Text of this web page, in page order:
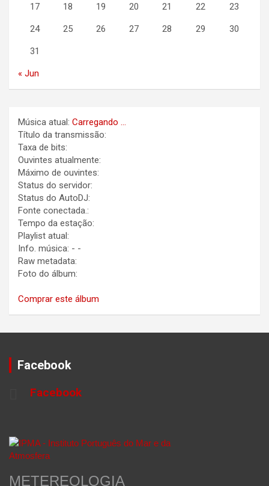
17 18 19 20 21 22 23
24 25 26 27 28 29 30
31
« Jun
Música atual: Carregando ...
Título da transmissão:
Taxa de bits:
Ouvintes atualmente:
Máximo de ouvintes:
Status do servidor:
Status do AutoDJ:
Fonte conectada.:
Tempo da estação:
Playlist atual:
Info. música: - -
Raw metadata:
Foto do álbum:
Comprar este álbum
Facebook
Facebook
METEREOLOGIA